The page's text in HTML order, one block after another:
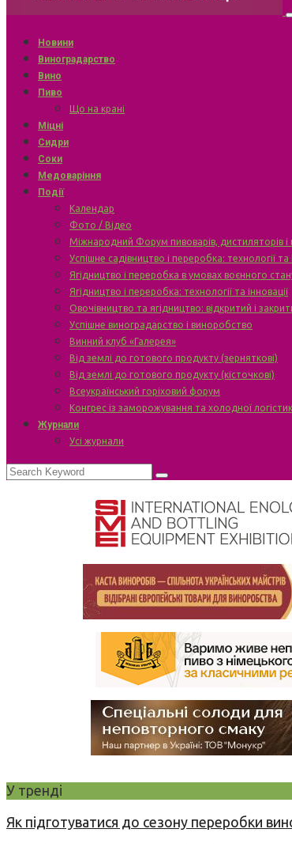
Новини
Виноградарство
Вино
Пиво
Що на крані
Міцні
Сидри
Соки
Медоваріння
Події
Календар
Фото / Відео
Міжнародний Форум пивоварів, дистиляторів і
Успішне садівництво і переробка: технології
Ягідництво і переробка в умовах воєнного
Ягідництво і переробка: технології та інновації
Овочівництво та ягідництво: відкритий і
Успішне виноградарство і виноробство
Винний клуб «Галерея»
Від землі до готового продукту (зерняткові)
Від землі до готового продукту (кісточкові)
Всеукраїнський горіховий форум
Конгрес із заморожування та холодної
Журнали
Усі журнали
У тренді
Як підготуватися до сезону переробки